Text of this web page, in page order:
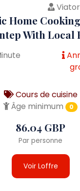
Home
With Local
Cours de cuisine
Âge minimum
0
86.04 GBP
Par personne
Voir Loffre